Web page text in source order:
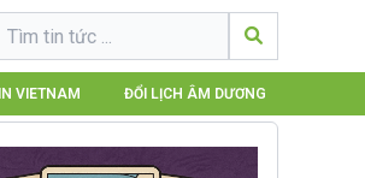
VIETNAM ĐỔI LỊCH ÂM DƯƠNG